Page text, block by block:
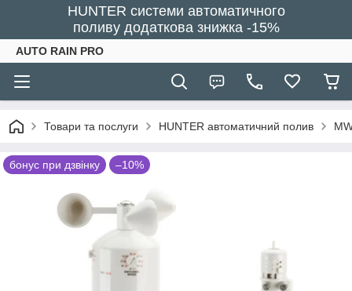
HUNTER системи автоматичного
поливу додаткова знижка -15%
AUTO RAIN PRO
Товари та послуги HUNTER автоматичний полив
бонус при дзвінку –10%